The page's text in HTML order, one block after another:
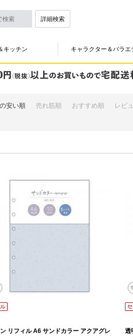
詳細検索
キッチン キャラクター＆バラエ
安い順 売れ筋順 おすすめ順
レビ
リフィル A6 サンドカラー アクアグレ
透